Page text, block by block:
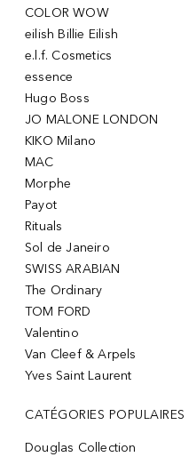
COLOR WOW
eilish Billie Eilish
e.l.f. Cosmetics
essence
Hugo Boss
JO MALONE LONDON
KIKO Milano
MAC
Morphe
Payot
Rituals
Sol de Janeiro
SWISS ARABIAN
The Ordinary
TOM FORD
Valentino
Van Cleef & Arpels
Yves Saint Laurent
CATÉGORIES POPULAIRES
Douglas Collection